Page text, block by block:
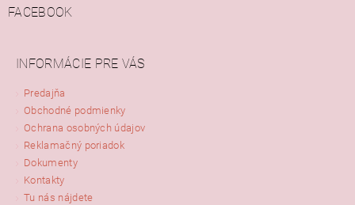
FACEBOOK
INFORMÁCIE PRE VÁS
Predajňa
Obchodné podmienky
Ochrana osobných údajov
Reklamačný poriadok
Dokumenty
Kontakty
Tu nás nájdete